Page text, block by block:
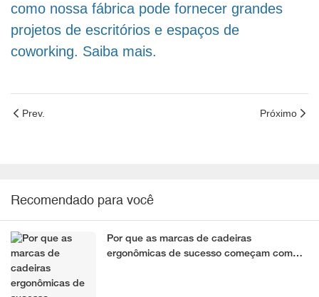
como nossa fábrica pode fornecer grandes
projetos de escritórios e espaços de
coworking. Saiba mais.
Prev. Próximo
Recomendado para você
Por que as marcas de cadeiras
ergonômicas de sucesso começam com